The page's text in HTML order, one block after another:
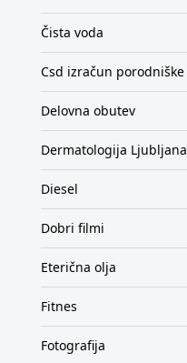
Čista voda
Csd izračun porodniške
Delovna obutev
Dermatologija Ljubljana
Diesel
Dobri filmi
Eterična olja
Fitnes
Fotografija